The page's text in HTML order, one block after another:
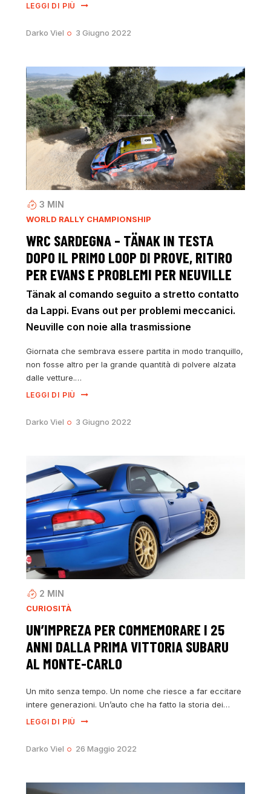
LEGGI DI PIÙ
Darko Viel 3 Giugno 2022
3 MIN
WORLD RALLY CHAMPIONSHIP
WRC SARDEGNA – TÄNAK IN TESTA
DOPO IL PRIMO LOOP DI PROVE, RITIRO
PER EVANS E PROBLEMI PER NEUVILLE
Tänak al comando seguito a stretto contatto
da Lappi. Evans out per problemi meccanici.
Neuville con noie alla trasmissione
Giornata che sembrava essere partita in modo tranquillo,
non fosse altro per la grande quantità di polvere alzata
dalle vetture.…
LEGGI DI PIÙ
Darko Viel 3 Giugno 2022
2 MIN
CURIOSITÀ
UN’IMPREZA PER COMMEMORARE I 25
ANNI DALLA PRIMA VITTORIA SUBARU
AL MONTE-CARLO
Un mito senza tempo. Un nome che riesce a far eccitare
intere generazioni. Un’auto che ha fatto la storia dei…
LEGGI DI PIÙ
Darko Viel 26 Maggio 2022